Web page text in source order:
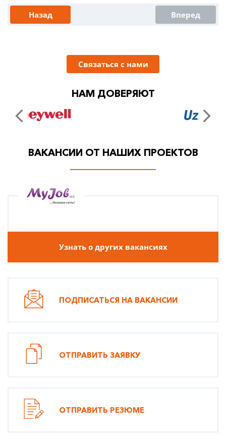
Назад Вперед
Связаться с нами
НАМ ДОВЕРЯЮТ
ВАКАНСИИ ОТ НАШИХ ПРОЕКТОВ
Узнать о других вакансиях
ПОДПИСАТЬСЯ НА ВАКАНСИИ
ОТПРАВИТЬ ЗАЯВКУ
ОТПРАВИТЬ РЕЗЮМЕ